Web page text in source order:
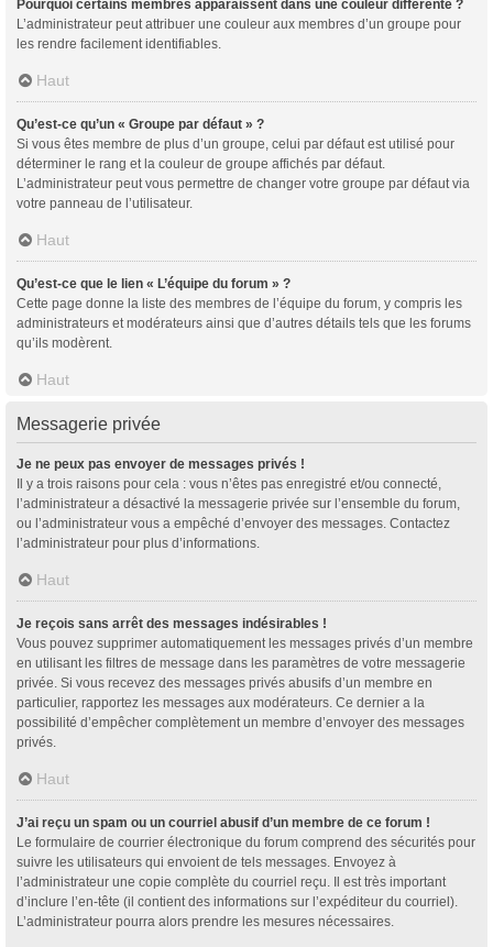
Pourquoi certains membres apparaissent dans une couleur différente ?
L’administrateur peut attribuer une couleur aux membres d’un groupe pour
les rendre facilement identifiables.
Haut
Qu’est-ce qu’un « Groupe par défaut » ?
Si vous êtes membre de plus d’un groupe, celui par défaut est utilisé pour
déterminer le rang et la couleur de groupe affichés par défaut.
L’administrateur peut vous permettre de changer votre groupe par défaut via
votre panneau de l’utilisateur.
Haut
Qu’est-ce que le lien « L’équipe du forum » ?
Cette page donne la liste des membres de l’équipe du forum, y compris les
administrateurs et modérateurs ainsi que d’autres détails tels que les forums
qu’ils modèrent.
Haut
Messagerie privée
Je ne peux pas envoyer de messages privés !
Il y a trois raisons pour cela : vous n’êtes pas enregistré et/ou connecté,
l’administrateur a désactivé la messagerie privée sur l’ensemble du forum,
ou l’administrateur vous a empêché d’envoyer des messages. Contactez
l’administrateur pour plus d’informations.
Haut
Je reçois sans arrêt des messages indésirables !
Vous pouvez supprimer automatiquement les messages privés d’un membre
en utilisant les filtres de message dans les paramètres de votre messagerie
privée. Si vous recevez des messages privés abusifs d’un membre en
particulier, rapportez les messages aux modérateurs. Ce dernier a la
possibilité d’empêcher complètement un membre d’envoyer des messages
privés.
Haut
J’ai reçu un spam ou un courriel abusif d’un membre de ce forum !
Le formulaire de courrier électronique du forum comprend des sécurités pour
suivre les utilisateurs qui envoient de tels messages. Envoyez à
l’administrateur une copie complète du courriel reçu. Il est très important
d’inclure l’en-tête (il contient des informations sur l’expéditeur du courriel).
L’administrateur pourra alors prendre les mesures nécessaires.